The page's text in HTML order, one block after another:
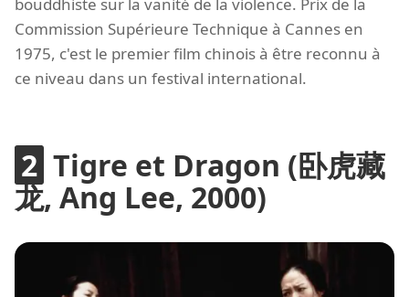
bouddhiste sur la vanité de la violence. Prix de la
Commission Supérieure Technique à Cannes en
1975, c'est le premier film chinois à être reconnu à
ce niveau dans un festival international.
Tigre et Dragon (卧虎藏
龙, Ang Lee, 2000)